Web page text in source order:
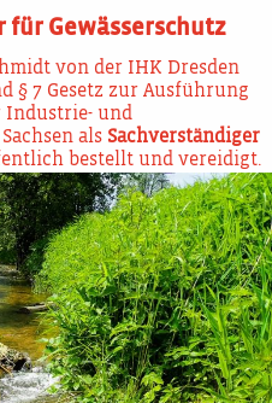
für Gewässerschutz
von der IHK Dresden
§ 7 Gesetz zur Ausführung
Industrie- und
als Sachverständiger
bestellt und vereidigt.